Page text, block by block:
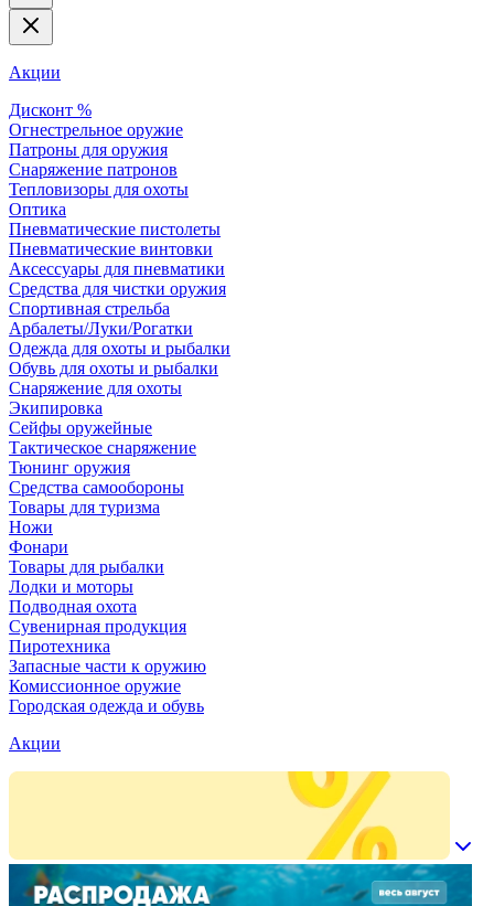
Акции
Дисконт %
Огнестрельное оружие
Патроны для оружия
Снаряжение патронов
Тепловизоры для охоты
Оптика
Пневматические пистолеты
Пневматические винтовки
Аксессуары для пневматики
Средства для чистки оружия
Спортивная стрельба
Арбалеты/Луки/Рогатки
Одежда для охоты и рыбалки
Обувь для охоты и рыбалки
Снаряжение для охоты
Экипировка
Сейфы оружейные
Тактическое снаряжение
Тюнинг оружия
Средства самообороны
Товары для туризма
Ножи
Фонари
Товары для рыбалки
Лодки и моторы
Подводная охота
Сувенирная продукция
Пиротехника
Запасные части к оружию
Комиссионное оружие
Городская одежда и обувь
Акции